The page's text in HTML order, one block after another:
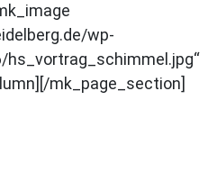
wp-
mk_page_section]